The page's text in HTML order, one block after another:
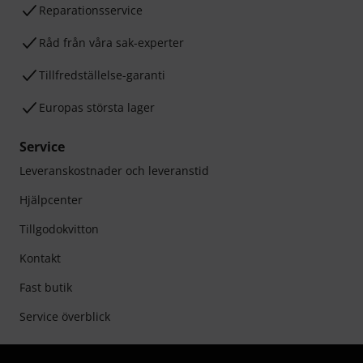
Reparationsservice
Råd från våra sak-experter
Tillfredställelse-garanti
Europas största lager
Service
Leveranskostnader och leveranstid
Hjälpcenter
Tillgodokvitton
Kontakt
Fast butik
Service överblick